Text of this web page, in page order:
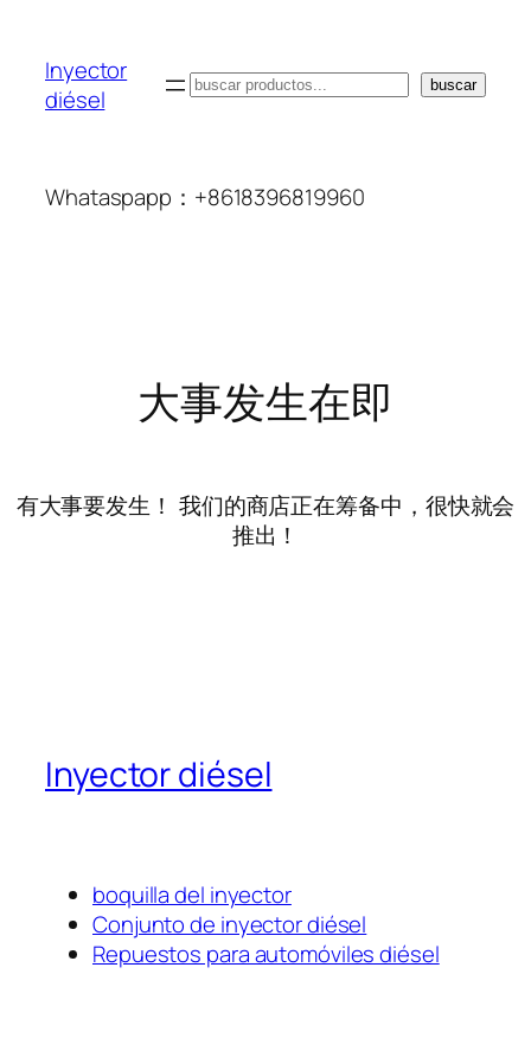
Inyector
diésel
搜
buscar
Whataspapp：+8618396819960
大事发生在即
有大事要发生！ 我们的商店正在筹备中，很快就会
推出！
Inyector diésel
boquilla del inyector
Conjunto de inyector diésel
Repuestos para automóviles diésel